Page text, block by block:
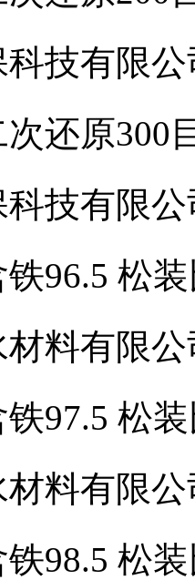
技有限公
还原300
技有限公
96.5 松装
料有限公
97.5 松装
料有限公
98.5 松装